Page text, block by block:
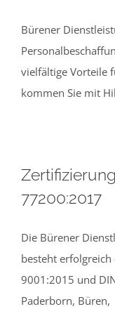
Bürener
vielfältige Vorteile
kommen Sie mit
77200:2017
Die Bürener
besteht erfolgreich
9001:2015 und
Paderborn, Büren,